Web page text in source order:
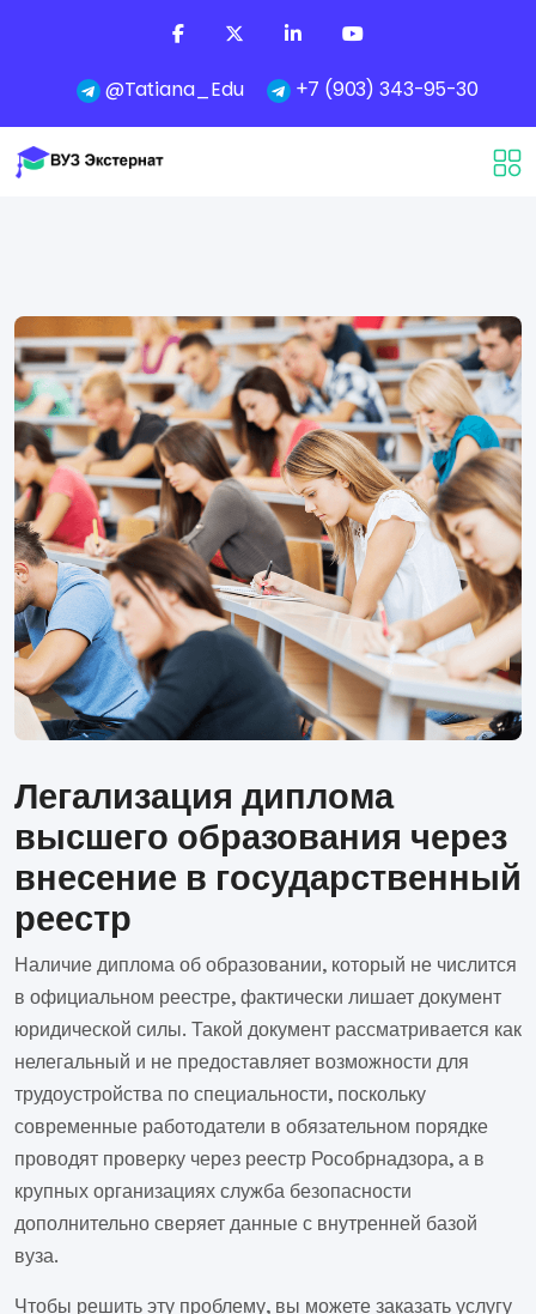
@Tatiana_Edu +7 (903) 343-95-30
Легализация диплома
высшего образования через
внесение в государственный
реестр
Наличие диплома об образовании, который не числится
в официальном реестре, фактически лишает документ
юридической силы. Такой документ рассматривается как
нелегальный и не предоставляет возможности для
трудоустройства по специальности, поскольку
современные работодатели в обязательном порядке
проводят проверку через реестр Рособрнадзора, а в
крупных организациях служба безопасности
дополнительно сверяет данные с внутренней базой
вуза.
Чтобы решить эту проблему, вы можете заказать услугу